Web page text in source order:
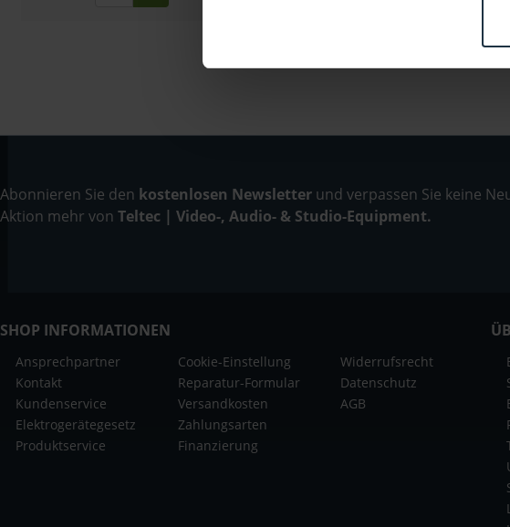
Abonnieren Sie den kostenlosen Newsletter und verpassen Sie keine
Aktion mehr von Teltec | Video-, Audio- & Studio-Equipment.
SHOP INFORMATIONEN
Ansprechpartner
Kontakt
Kundenservice
Elektrogerätegesetz
Produktservice
Cookie-Einstellung
Reparatur-Formular
Versandkosten
Zahlungsarten
Finanzierung
Widerrufsrecht
Datenschutz
AGB